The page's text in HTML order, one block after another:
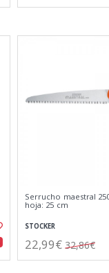
Serrucho maestral
hoja: 25 cm
STOCKER
22,99€ 32,86€